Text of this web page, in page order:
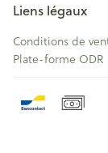
Liens légaux
Conditions de
Plate-forme ODR